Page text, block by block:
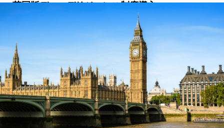
英国版デューデリジェンス制度導入へ